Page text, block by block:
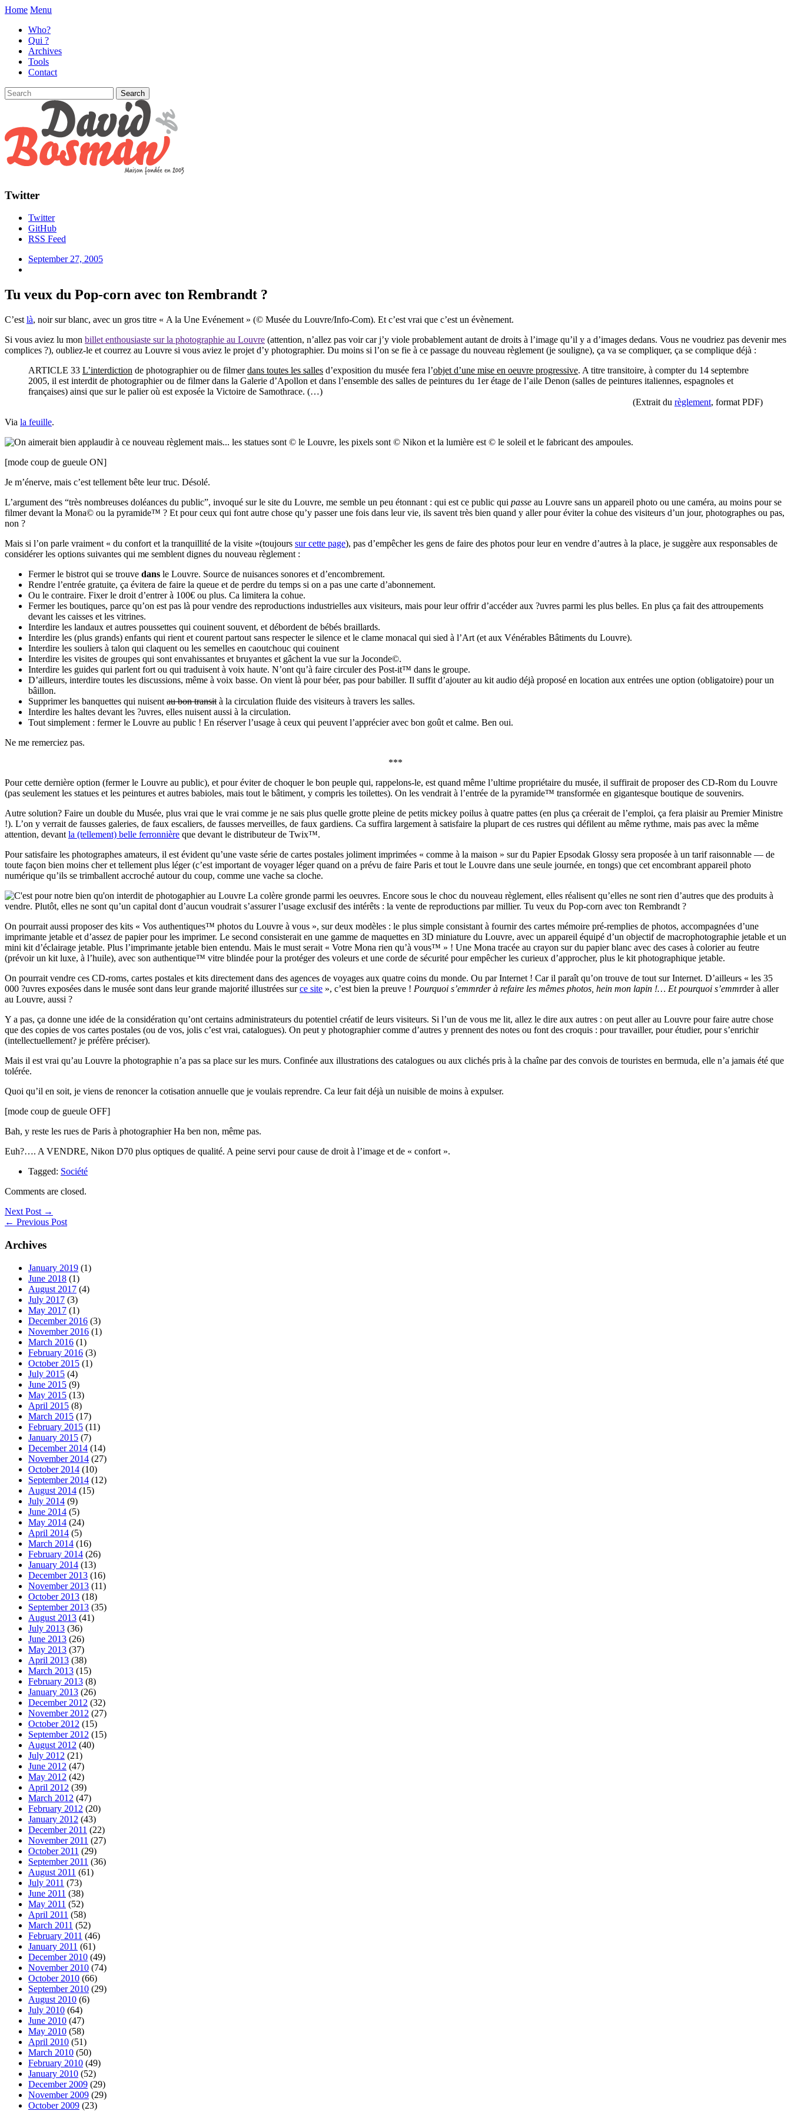
Home Menu
Who?
Qui ?
Archives
Tools
Contact
Twitter
Twitter
GitHub
RSS Feed
September 27, 2005
Tu veux du Pop-corn avec ton Rembrandt ?
C’est là, noir sur blanc, avec un gros titre « A la Une Evénement » (© Musée du Louvre/Info-Com). Et c’est vrai que c’est un évènement.
Si vous aviez lu mon billet enthousiaste sur la photographie au Louvre (attention, n’allez pas voir car j’y viole probablement autant de droits à l’image qu’il y a d’images dedans. Vous ne voudriez pas devenir mes
complices ?), oubliez-le et courrez au Louvre si vous aviez le projet d’y photographier. Du moins si l’on se fie à ce passage du nouveau règlement (je souligne), ça va se compliquer, ça se complique déjà :
ARTICLE 33 L’interdiction de photographier ou de filmerdans toutes les salles d’exposition du musée fera l’objet d’une mise en oeuvre progressive. A titre transitoire, à compter du 14 septembre
2005, il est interdit de photographier ou de filmer dans la Galerie d’Apollon et dans l’ensemble des salles de peintures du 1er étage de l’aile Denon (salles de peintures italiennes, espagnoles et
françaises) ainsi que sur le palier où est exposée la Victoire de Samothrace. (…)
(Extrait du règlement, format PDF)
Via la feuille.
les statues sont © le Louvre, les pixels sont © Nikon et la lumière est © le soleil et le fabricant des ampoules.
[mode coup de gueule ON]
Je m’énerve, mais c’est tellement bête leur truc. Désolé.
L’argument des “très nombreuses doléances du public”, invoqué sur le site du Louvre, me semble un peu étonnant : qui est ce public qui passe au Louvre sans un appareil photo ou une caméra, au moins pour se
filmer devant la Mona© ou la pyramide™ ? Et pour ceux qui font autre chose qu’y passer une fois dans leur vie, ils savent très bien quand y aller pour éviter la cohue des visiteurs d’un jour, photographes ou pas,
non ?
Mais si l’on parle vraiment « du confort et la tranquillité de la visite »(toujours sur cette page), pas d’empêcher les gens de faire des photos pour leur en vendre d’autres à la place, je suggère aux responsables de
considérer les options suivantes qui me semblent dignes du nouveau règlement :
Fermer le bistrot qui se trouve dans le Louvre. Source de nuisances sonores et d’encombrement.
Rendre l’entrée gratuite, ça évitera de faire la queue et de perdre du temps si on a pas une carte d’abonnement.
Ou le contraire. Fixer le droit d’entrer à 100€ ou plus. Ca limitera la cohue.
Fermer les boutiques, parce qu’on est pas là pour vendre des reproductions industrielles aux visiteurs, mais pour leur offrir d’accéder aux ?uvres parmi les plus belles. En plus ça fait des attroupements
devant les caisses et les vitrines.
Interdire les landaux et autres poussettes qui couinent souvent, et débordent de bébés braillards.
Interdire les (plus grands) enfants qui rient et courent partout sans respecter le silence et le clame monacal qui sied à l’Art (et aux Vénérables Bâtiments du Louvre).
Interdire les souliers à talon qui claquent ou les semelles en caoutchouc qui couinent
Interdire les visites de groupes qui sont envahissantes et bruyantes et gâchent la vue sur la Joconde©.
Interdire les guides qui parlent fort ou qui traduisent à voix haute. N’ont qu’à faire circuler des Post-it™ dans le groupe.
D’ailleurs, interdire toutes les discussions, même à voix basse. On vient là pour béer, pas pour babiller. Il suffit d’ajouter au kit audio déjà proposé en location aux entrées une option (obligatoire) pour un
bâillon.
Supprimer les banquettes qui nuisent au bon transit à la circulation fluide des visiteurs à travers les salles.
Interdire les haltes devant les ?uvres, elles nuisent aussi à la circulation.
Tout simplement : fermer le Louvre au public ! En réserver l’usage à ceux qui peuvent l’apprécier avec bon goût et calme. Ben oui.
Ne me remerciez pas.
***
Pour cette dernière option (fermer le Louvre au public), et pour éviter de choquer le bon peuple qui, rappelons-le, est quand même l’ultime propriétaire du musée, il suffirait de proposer des CD-Rom du Louvre
(pas seulement les statues et les peintures et autres babioles, mais tout le bâtiment, y compris les toilettes). On les vendrait à l’entrée de la pyramide™ transformée en gigantesque boutique de souvenirs.
Autre solution? Faire un double du Musée, plus vrai que le vrai comme je ne sais plus quelle grotte pleine de petits mickey poilus à quatre pattes (en plus ça créerait de l’emploi, ça fera plaisir au Premier Ministre
!). L’on y verrait de fausses galeries, de faux escaliers, de fausses merveilles, de faux gardiens. Ca suffira largement à satisfaire la plupart de ces rustres qui défilent au même rythme, mais pas avec la même
attention, devant la (tellement) belle ferronnière que devant le distributeur de Twix™.
Pour satisfaire les photographes amateurs, il est évident qu’une vaste série de cartes postales joliment imprimées « comme à la maison » sur du Papier Epsodak Glossy sera proposée à un tarif raisonnable — de
toute façon bien moins cher et tellement plus léger (c’est important de voyager léger quand on a prévu de faire Paris et tout le Louvre dans une seule journée, en tongs) que cet encombrant appareil photo
numérique qu’ils se trimballent accroché autour du coup, comme une vache sa cloche.
La colère gronde parmi les oeuvres. Encore sous le choc du nouveau règlement, elles réalisent qu’elles ne sont rien d’autres que des produits à
vendre. Plutôt, elles ne sont qu’un capital dont d’aucun voudrait s’assurer l’usage exclusif des intérêts : la vente de reproductions par millier. Tu veux du Pop-corn avec ton Rembrandt ?
On pourrait aussi proposer des kits « Vos authentiques™ photos du Louvre à vous », sur deux modèles : le plus simple consistant à fournir des cartes mémoire pré-remplies de photos, accompagnées d’une
imprimante jetable et d’assez de papier pour les imprimer. Le second consisterait en une gamme de maquettes en 3D miniature du Louvre, avec un appareil équipé d’un objectif de macrophotographie jetable et un
mini kit d’éclairage jetable. Plus l’imprimante jetable bien entendu. Mais le must serait « Votre Mona rien qu’à vous™ » ! Une Mona tracée au crayon sur du papier blanc avec des cases à colorier au feutre
(prévoir un kit luxe, à l’huile), avec son authentique™ vitre blindée pour la protéger des voleurs et une corde de sécurité pour empêcher les curieux d’approcher, plus le kit photographique jetable.
On pourrait vendre ces CD-roms, cartes postales et kits directement dans des agences de voyages aux quatre coins du monde. Ou par Internet ! Car il paraît qu’on trouve de tout sur Internet. D’ailleurs « les 35
000 ?uvres exposées dans le musée sont dans leur grande majorité illustrées surce site », c’est bien la preuve ! Pourquoi s’emmrder à refaire les mêmes photos, hein mon lapin !… Et pourquoi s’emmrder à aller
au Louvre, aussi ?
Y a pas, ça donne une idée de la considération qu’ont certains administrateurs du potentiel créatif de leurs visiteurs. Si l’un de vous me lit, allez le dire aux autres : on peut aller au Louvre pour faire autre chose
que des copies de vos cartes postales (ou de vos, jolis c’est vrai, catalogues). On peut y photographier comme d’autres y prennent des notes ou font des croquis : pour travailler, pour étudier, pour s’enrichir
(intellectuellement? je préfère préciser).
Mais il est vrai qu’au Louvre la photographie n’a pas sa place sur les murs. Confinée aux illustrations des catalogues ou aux clichés pris à la chaîne par des convois de touristes en bermuda, elle n’a jamais été que
tolérée.
Quoi qu’il en soit, je viens de renoncer la cotisation annuelle que je voulais reprendre. Ca leur fait déjà un nuisible de moins à expulser.
[mode coup de gueule OFF]
Bah, y reste les rues de Paris à photographier Ha ben non, même pas.
Euh?…. A VENDRE, Nikon D70 plus optiques de qualité. A peine servi pour cause de droit à l’image et de « confort ».
Tagged: Société
Comments are closed.
Next Post →
← Previous Post
Archives
January 2019 (1)
June 2018 (1)
August 2017 (4)
July 2017 (3)
May 2017 (1)
December 2016 (3)
November 2016 (1)
March 2016 (1)
February 2016 (3)
October 2015 (1)
July 2015 (4)
June 2015 (9)
May 2015 (13)
April 2015 (8)
March 2015 (17)
February 2015 (11)
January 2015 (7)
December 2014 (14)
November 2014 (27)
October 2014 (10)
September 2014 (12)
August 2014 (15)
July 2014 (9)
June 2014 (5)
May 2014 (24)
April 2014 (5)
March 2014 (16)
February 2014 (26)
January 2014 (13)
December 2013 (16)
November 2013 (11)
October 2013 (18)
September 2013 (35)
August 2013 (41)
July 2013 (36)
June 2013 (26)
May 2013 (37)
April 2013 (38)
March 2013 (15)
February 2013 (8)
January 2013 (26)
December 2012 (32)
November 2012 (27)
October 2012 (15)
September 2012 (15)
August 2012 (40)
July 2012 (21)
June 2012 (47)
May 2012 (42)
April 2012 (39)
March 2012 (47)
February 2012 (20)
January 2012 (43)
December 2011 (22)
November 2011 (27)
October 2011 (29)
September 2011 (36)
August 2011 (61)
July 2011 (73)
June 2011 (38)
May 2011 (52)
April 2011 (58)
March 2011 (52)
February 2011 (46)
January 2011 (61)
December 2010 (49)
November 2010 (74)
October 2010 (66)
September 2010 (29)
August 2010 (6)
July 2010 (64)
June 2010 (47)
May 2010 (58)
April 2010 (51)
March 2010 (50)
February 2010 (49)
January 2010 (52)
December 2009 (29)
November 2009 (29)
October 2009 (23)